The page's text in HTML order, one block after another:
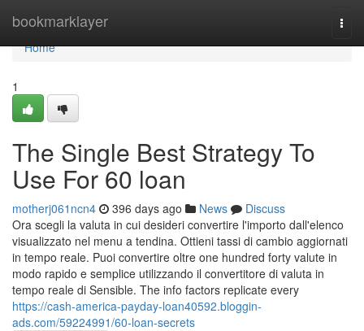
bookmarklayer
Home
Home
1
The Single Best Strategy To
Use For 60 loan
motherj061ncn4 396 days ago News
Discuss
Ora scegli la valuta in cui desideri convertire l'importo dall'elenco
visualizzato nel menu a tendina. Ottieni tassi di cambio aggiornati
in tempo reale. Puoi convertire oltre one hundred forty valute in
modo rapido e semplice utilizzando il convertitore di valuta in
tempo reale di Sensible. The info factors replicate every
https://cash-america-payday-loan40592.bloggin-
ads.com/59224991/60-loan-secrets